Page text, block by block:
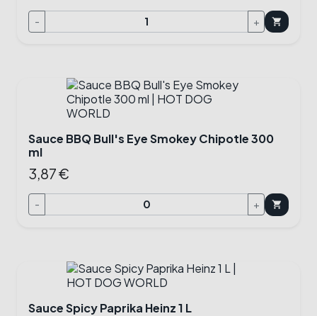
- + shopping_cart
Sauce BBQ Bull's Eye Smokey Chipotle 300
ml
3,87 €
- + shopping_cart
Sauce Spicy Paprika Heinz 1 L